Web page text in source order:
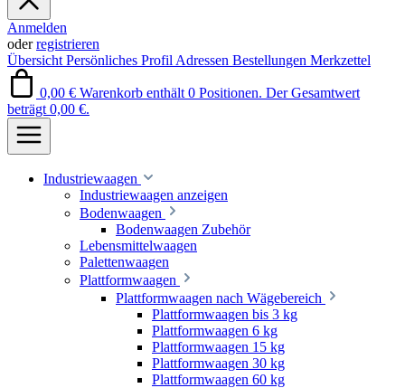
Anmelden
oderregistrieren
Übersicht Persönliches Profil Adressen Bestellungen Merkzettel
0,00 € Warenkorb enthält 0 Positionen. Der Gesamtwert
beträgt 0,00 €.
Industriewaagen
Industriewaagen anzeigen
Bodenwaagen
Bodenwaagen Zubehör
Lebensmittelwaagen
Palettenwaagen
Plattformwaagen
Plattformwaagen nach Wägebereich
Plattformwaagen bis 3 kg
Plattformwaagen 6 kg
Plattformwaagen 15 kg
Plattformwaagen 30 kg
Plattformwaagen 60 kg